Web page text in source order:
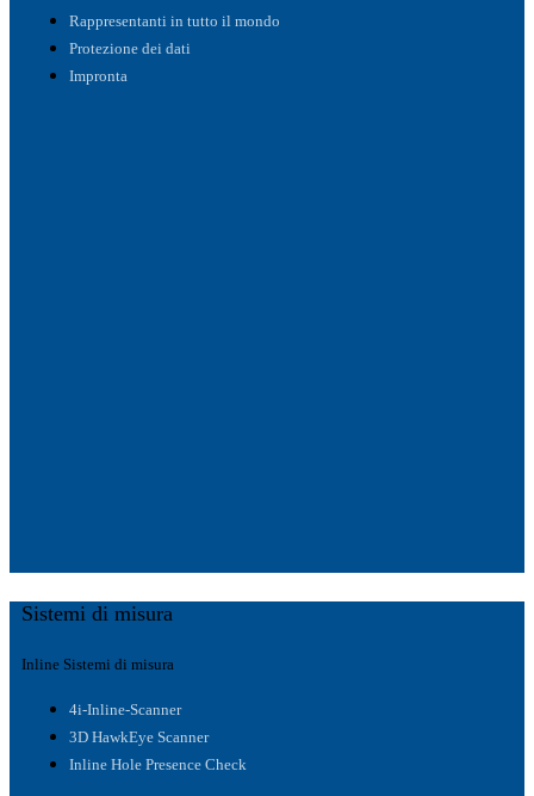
Rappresentanti in tutto il mondo
Protezione dei dati
Impronta
Sistemi di misura
Inline Sistemi di misura
4i-Inline-Scanner
3D HawkEye Scanner
Inline Hole Presence Check